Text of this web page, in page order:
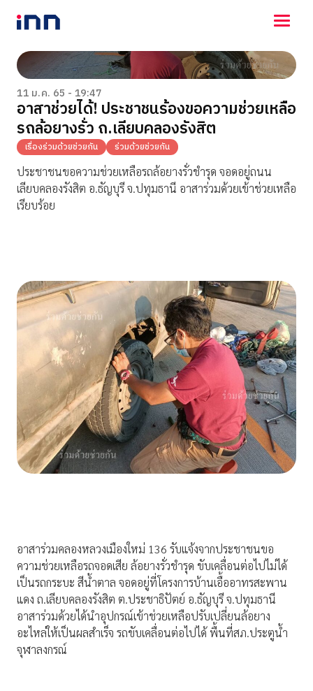
NEWS
ENTERTAINMENT
LIFESTYLE
HOROSCOPE
LOTTERY
VIDEO
ร่วมด้วยช่วยกัน
11 ม.ค. 65 - 19:47
อาสาช่วยได้! ประชาชนร้องขอความช่วยเหลือ
รถล้อยางรั่ว ถ.เลียบคลองรังสิต
เรื่องร่วมด้วยช่วยกัน ร่วมด้วยช่วยกัน
ประชาชนขอความช่วยเหลือรถล้อยางรั่วชำรุด จอดอยู่ถนน
เลียบคลองรังสิต อ.ธัญบุรี จ.ปทุมธานี อาสาร่วมด้วยเข้าช่วยเหลือ
เรียบร้อย
อาสาร่วมคลองหลวงเมืองใหม่ 136 รับแจ้งจากประชาชนขอ
ความช่วยเหลือรถจอดเสีย ล้อยางรั่วชำรุด ขับเคลื่อนต่อไปไม่ได้
เป็นรถกระบะ สีน้ำตาล จอดอยู่ที่โครงการบ้านเอื้ออาทรสะพาน
แดง ถ.เลียบคลองรังสิต ต.ประชาธิปัตย์ อ.ธัญบุรี จ.ปทุมธานี
อาสาร่วมด้วยได้นำอุปกรณ์เข้าช่วยเหลือปรับเปลี่ยนล้อยาง
อะไหล่ให้เป็นผลสำเร็จ รถขับเคลื่อนต่อไปได้ พื้นที่สภ.ประตูน้ำ
จุฬาลงกรณ์